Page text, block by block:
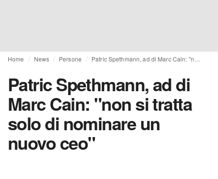
Home News Persone
Patric Spethmann, ad di
Marc Cain: "non si tratta
solo di nominare un
nuovo ceo"